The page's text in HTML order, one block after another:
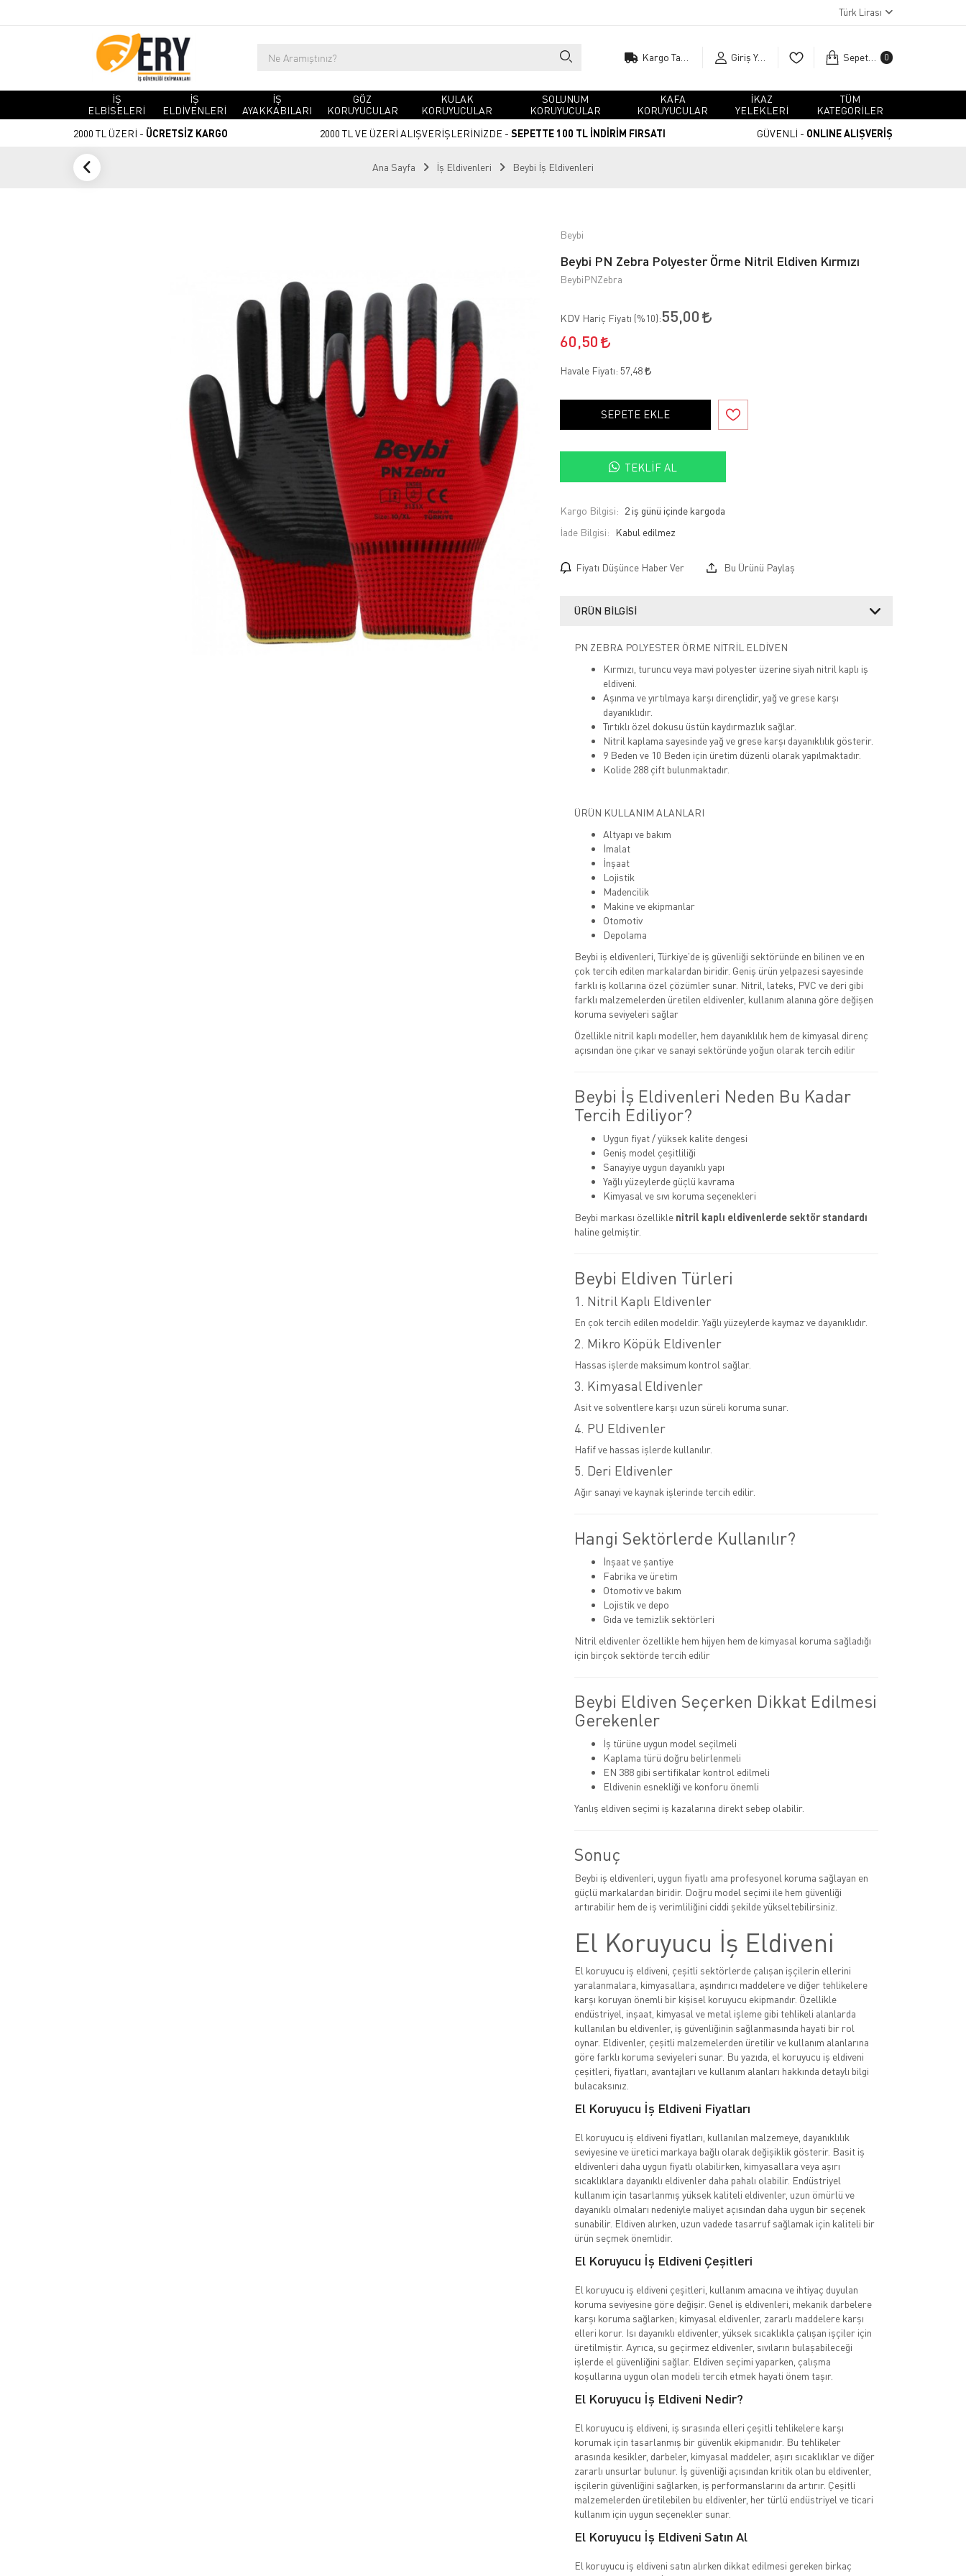
Türk Lirası
Giriş Yap Sepetim 0
İŞ
ELBİSELERİ
İŞ
ELDİVENLERİ
İŞ
AYAKKABILARI
GÖZ
KORUYUCULAR
KULAK
KORUYUCULAR
SOLUNUM
KORUYUCULAR
KAFA
KORUYUCULAR
İKAZ
YELEKLERİ
TÜM
KATEGORİLER
2000 TL ÜZERİ - ÜCRETSİZ KARGO 2000 TL VE ÜZERİ ALIŞVERİŞLERİNİZDE - SEPETTE 100 TL İNDİRİM FIRSATI GÜVENLİ - ONLINE ALIŞVERİŞ
Ana Sayfa İş Eldivenleri Beybi İş Eldivenleri
Beybi
Beybi PN Zebra Polyester Örme Nitril Eldiven Kırmızı
BeybiPNZebra
KDV Hariç Fiyatı (%10):55,00
60,50
Havale Fiyatı: 57,48
SEPETE EKLE
TEKLIF AL
Kargo Bilgisi: 2 iş günü içinde kargoda
İade Bilgisi:
Fiyatı Düşünce Haber Ver Bu Ürünü Paylaş
ÜRÜN BILGISI
PN ZEBRA POLYESTER ÖRME NİTRİL ELDİVEN
Kırmızı, turuncu veya mavi polyester üzerine siyah nitril kaplı iş
eldiveni.
Aşınma ve yırtılmaya karşı dirençlidir, yağ ve grese karşı
dayanıklıdır.
Tırtıklı özel dokusu üstün kaydırmazlık sağlar.
Nitril kaplama sayesinde yağ ve grese karşı dayanıklılık gösterir.
9 Beden ve 10 Beden için üretim düzenli olarak yapılmaktadır.
Kolide 288 çift bulunmaktadır.
ÜRÜN KULLANIM ALANLARI
Altyapı ve bakım
İmalat
İnşaat
Lojistik
Madencilik
Makine ve ekipmanlar
Otomotiv
Depolama
Beybi iş eldivenleri, Türkiye’de iş güvenliği sektöründe en bilinen ve en
çok tercih edilen markalardan biridir. Geniş ürün yelpazesi sayesinde
farklı iş kollarına özel çözümler sunar. Nitril, lateks, PVC ve deri gibi
farklı malzemelerden üretilen eldivenler, kullanım alanına göre değişen
koruma seviyeleri sağlar
Özellikle nitril kaplı modeller, hem dayanıklılık hem de kimyasal direnç
açısından öne çıkar ve sanayi sektöründe yoğun olarak tercih edilir
Beybi İş Eldivenleri Neden Bu Kadar
Tercih Ediliyor?
Uygun fiyat / yüksek kalite dengesi
Geniş model çeşitliliği
Sanayiye uygun dayanıklı yapı
Yağlı yüzeylerde güçlü kavrama
Kimyasal ve sıvı koruma seçenekleri
Beybi markası özellikle nitril kaplı eldivenlerde sektör standardı
haline gelmiştir.
Beybi Eldiven Türleri
1. Nitril Kaplı Eldivenler
En çok tercih edilen modeldir. Yağlı yüzeylerde kaymaz ve dayanıklıdır.
2. Mikro Köpük Eldivenler
Hassas işlerde maksimum kontrol sağlar.
3. Kimyasal Eldivenler
Asit ve solventlere karşı uzun süreli koruma sunar.
4. PU Eldivenler
Hafif ve hassas işlerde kullanılır.
5. Deri Eldivenler
Ağır sanayi ve kaynak işlerinde tercih edilir.
Hangi Sektörlerde Kullanılır?
İnşaat ve şantiye
Fabrika ve üretim
Otomotiv ve bakım
Lojistik ve depo
Gıda ve temizlik sektörleri
Nitril eldivenler özellikle hem hijyen hem de kimyasal koruma sağladığı
için birçok sektörde tercih edilir
Beybi Eldiven Seçerken Dikkat Edilmesi
Gerekenler
İş türüne uygun model seçilmeli
Kaplama türü doğru belirlenmeli
EN 388 gibi sertifikalar kontrol edilmeli
Eldivenin esnekliği ve konforu önemli
Yanlış eldiven seçimi iş kazalarına direkt sebep olabilir.
Sonuç
Beybi iş eldivenleri, uygun fiyatlı ama profesyonel koruma sağlayan en
güçlü markalardan biridir. Doğru model seçimi ile hem güvenliği
artırabilir hem de iş verimliliğini ciddi şekilde yükseltebilirsiniz.
El Koruyucu İş Eldiveni
El koruyucu iş eldiveni, çeşitli sektörlerde çalışan işçilerin ellerini
yaralanmalara, kimyasallara, aşındırıcı maddelere ve diğer tehlikelere
karşı koruyan önemli bir kişisel koruyucu ekipmandır. Özellikle
endüstriyel, inşaat, kimyasal ve metal işleme gibi tehlikeli alanlarda
kullanılan bu eldivenler, iş güvenliğinin sağlanmasında hayati bir rol
oynar. Eldivenler, çeşitli malzemelerden üretilir ve kullanım alanlarına
göre farklı koruma seviyeleri sunar. Bu yazıda, el koruyucu iş eldiveni
çeşitleri, fiyatları, avantajları ve kullanım alanları hakkında detaylı bilgi
bulacaksınız.
El Koruyucu İş Eldiveni Fiyatları
El koruyucu iş eldiveni fiyatları, kullanılan malzemeye, dayanıklılık
seviyesine ve üretici markaya bağlı olarak değişiklik gösterir. Basit iş
eldivenleri daha uygun fiyatlı olabilirken, kimyasallara veya aşırı
sıcaklıklara dayanıklı eldivenler daha pahalı olabilir. Endüstriyel
kullanım için tasarlanmış yüksek kaliteli eldivenler, uzun ömürlü ve
dayanıklı olmaları nedeniyle maliyet açısından daha uygun bir seçenek
sunabilir. Eldiven alırken, uzun vadede tasarruf sağlamak için kaliteli bir
ürün seçmek önemlidir.
El Koruyucu İş Eldiveni Çeşitleri
El koruyucu iş eldiveni çeşitleri, kullanım amacına ve ihtiyaç duyulan
koruma seviyesine göre değişir. Genel iş eldivenleri, mekanik darbelere
karşı koruma sağlarken; kimyasal eldivenler, zararlı maddelere karşı
elleri korur. Isı dayanıklı eldivenler, yüksek sıcaklıkla çalışan işçiler için
üretilmiştir. Ayrıca, su geçirmez eldivenler, sıvıların bulaşabileceği
işlerde el güvenliğini sağlar. Eldiven seçimi yaparken, çalışma
koşullarına uygun olan modeli tercih etmek hayati önem taşır.
El Koruyucu İş Eldiveni Nedir?
El koruyucu iş eldiveni, iş sırasında elleri çeşitli tehlikelere karşı
korumak için tasarlanmış bir güvenlik ekipmanıdır. Bu tehlikeler
arasında kesikler, darbeler, kimyasal maddeler, aşırı sıcaklıklar ve diğer
zararlı unsurlar bulunur. İş güvenliği açısından kritik olan bu eldivenler,
işçilerin güvenliğini sağlarken, iş performanslarını da artırır. Çeşitli
malzemelerden üretilebilen bu eldivenler, her türlü endüstriyel ve ticari
kullanım için uygun seçenekler sunar.
El Koruyucu İş Eldiveni Satın Al
El koruyucu iş eldiveni satın alırken dikkat edilmesi gereken birkaç